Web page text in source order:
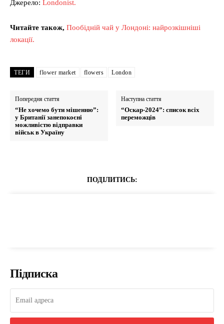
Джерело: Londonist.
Читайте також, Пообідній чай у Лондоні: найрозкішніші
локації.
ТЕГИ flower market flowers London
Попередня стаття
“Не хочемо бути мішенню”:
у Британії занепокоєні
можливістю відправки
військ в Україну
Наступна стаття
“Оскар-2024”: список всіх
переможців
ПОДІЛИТИСЬ:
Підписка